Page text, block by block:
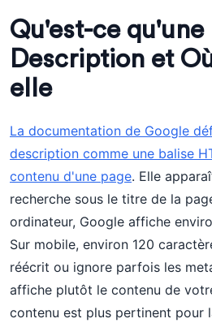
Qu'est-ce
Description et
elle
La documentation de Google
description comme une balise
contenu d'une page. Elle
recherche sous le titre de la
ordinateur, Google affiche
Sur mobile, environ 120
réécrit ou ignore parfois les
affiche plutôt le contenu de
contenu est plus pertinent pour